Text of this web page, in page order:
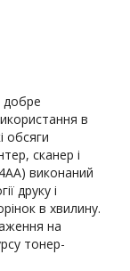
добре
в
обсяги
сканер і
виконаний
друку і
в хвилину.
на
тонер-